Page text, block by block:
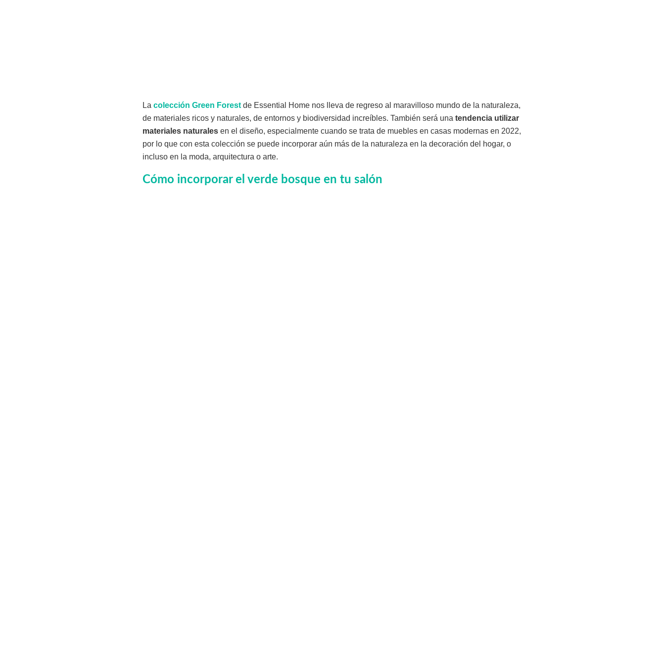
La colección Green Forest de Essential Home nos lleva de regreso al maravilloso mundo de la naturaleza,
de materiales ricos y naturales, de entornos y biodiversidad increíbles. También será una tendencia utilizar
materiales naturales en el diseño, especialmente cuando se trata de muebles en casas modernas en 2022,
por lo que con esta colección se puede incorporar aún más de la naturaleza en la decoración del hogar, o
incluso en la moda, arquitectura o arte.
Cómo incorporar el verde bosque en tu salón